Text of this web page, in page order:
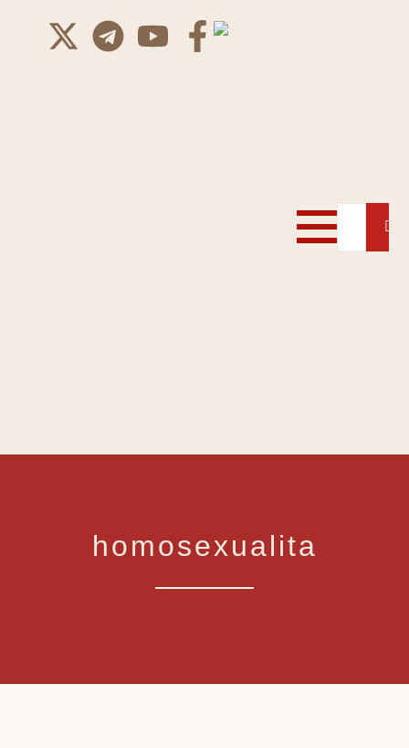
homosexualita